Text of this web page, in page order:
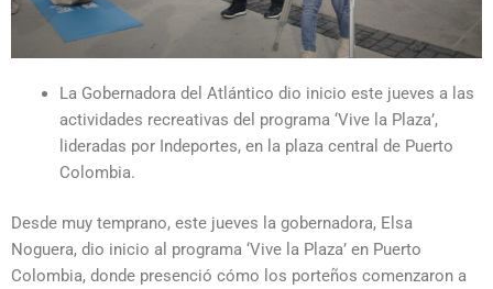
La Gobernadora del Atlántico dio inicio este jueves a las
actividades recreativas del programa ‘Vive la Plaza’,
lideradas por Indeportes, en la plaza central de Puerto
Colombia.
Desde muy temprano, este jueves la gobernadora, Elsa
Noguera, dio inicio al programa ‘Vive la Plaza’ en Puerto
Colombia, donde presenció cómo los porteños comenzaron a